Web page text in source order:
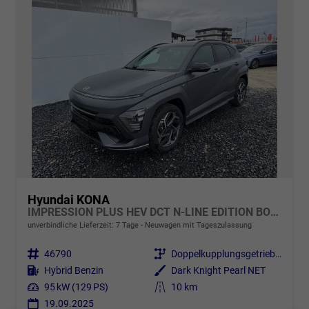
Hyundai KONA
IMPRESSION PLUS HEV DCT N-LINE EDITION BOSE 360 NAVI SHZ
unverbindliche Lieferzeit: 7 Tage Neuwagen mit Tageszulassung
Fahrzeugnr. 46790 Getriebe
Doppelkupplungsgetriebe (DSG)
Kraftstoff Hybrid Benzin Außenfarbe
Dark Knight Pearl NET
Leistung 95 kW (129 PS) Kilometerstand
10 km
19.09.2025